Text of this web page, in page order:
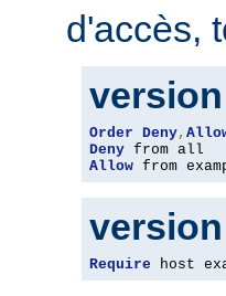
d'accès,
version
Order Deny,
Deny
Allow from
version
Require host